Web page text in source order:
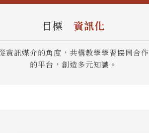
目標 資訊化
資訊媒介的角度，共構教學學習協同合作
的平台，創造多元知識。